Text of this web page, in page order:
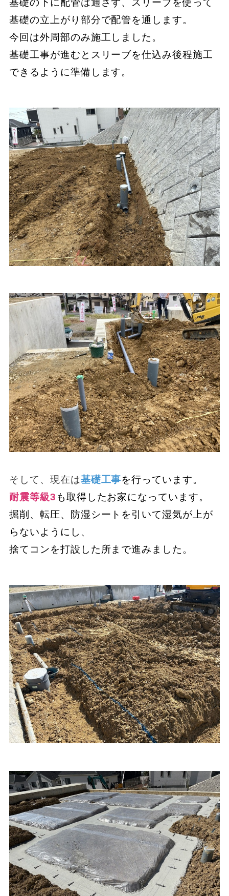
基礎の立上がり部分で配管を通します。
今回は外周部のみ施工しました。
基礎工事が進むとスリーブを仕込み後程施工
できるように準備します。
そして、現在は基礎工事を行っています。
耐震等級3も取得したお家になっています。
掘削、転圧、防湿シートを引いて湿気が上が
らないようにし、
捨てコンを打設した所まで進みました。